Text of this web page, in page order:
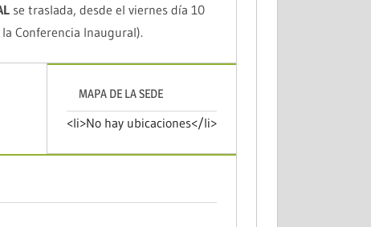
se traslada, desde el viernes día 10
Conferencia Inaugural).
MAPA DE LA SEDE
<li>No hay ubicaciones</li>